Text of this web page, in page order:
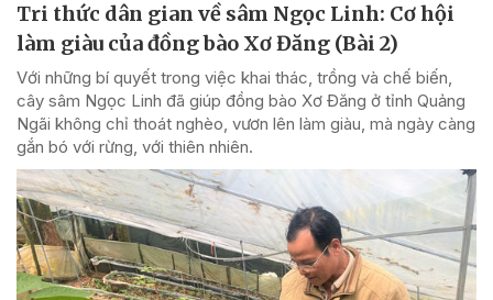
Tri thức dân gian về sâm Ngọc Linh: Cơ hội
làm giàu của đồng bào Xơ Đăng (Bài 2)
Với những bí quyết trong việc khai thác, trồng và chế biến,
cây sâm Ngọc Linh đã giúp đồng bào Xơ Đăng ở tỉnh Quảng
Ngãi không chỉ thoát nghèo, vươn lên làm giàu, mà ngày càng
gắn bó với rừng, với thiên nhiên.